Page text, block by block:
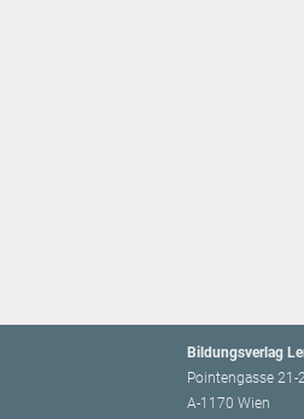
Bildungsverlag
Pointengasse 21-
A-1170 Wien